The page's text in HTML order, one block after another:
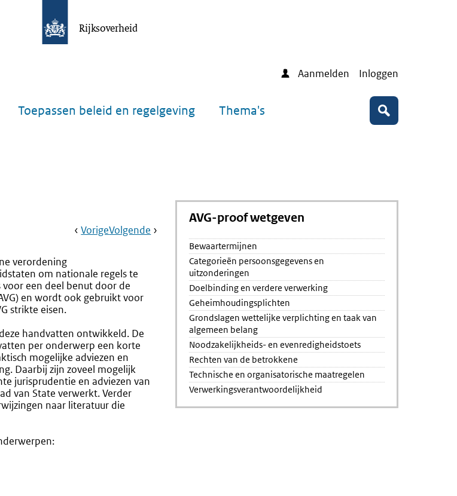
Rijksoverheid
Aanmelden Inloggen
Toepassen beleid en regelgeving Thema's Zoeken
Book
Ga
VorigePagina:
Trefwoordenregister
Ga
Volgende Pagina:
Bewaartermijnen
verordening
om nationale regels te
voor een deel benut door de
en wordt ook gebruikt voor
strikte eisen.
handvatten ontwikkeld. De
per onderwerp een korte
mogelijke adviezen en
Daarbij zijn zoveel mogelijk
jurisprudentie en adviezen van
van State verwerkt. Verder
naar literatuur die
AVG-proof wetgeven
Bewaartermijnen
Categorieën persoonsgegevens en
uitzonderingen
Doelbinding en verdere verwerking
Geheimhoudingsplichten
Grondslagen wettelijke verplichting en taak van
algemeen belang
Noodzakelijkheids- en evenredigheidstoets
Rechten van de betrokkene
Technische en organisatorische maatregelen
Verwerkingsverantwoordelijkheid